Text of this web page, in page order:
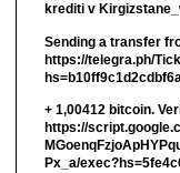
krediti v
Sending a transfer
https://telegra.ph/
+ 1,00412 bitсоin.
https://
Px_a/